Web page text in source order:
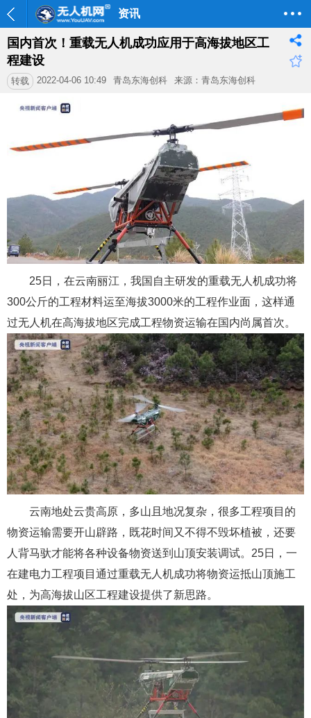
资讯
国内首次！重载无人机成功应用于高海拔地区工
程建设
转载 2022-04-06 10:49 青岛东海创科 来源：青岛东海创科
25日，在云南丽江，我国自主研发的重载无人机成功将
300公斤的工程材料运至海拔3000米的工程作业面，这样通
过无人机在高海拔地区完成工程物资运输在国内尚属首次。
云南地处云贵高原，多山且地况复杂，很多工程项目的
物资运输需要开山辟路，既花时间又不得不毁坏植被，还要
人背马驮才能将各种设备物资送到山顶安装调试。25日，一
在建电力工程项目通过重载无人机成功将物资运抵山顶施工
处，为高海拔山区工程建设提供了新思路。